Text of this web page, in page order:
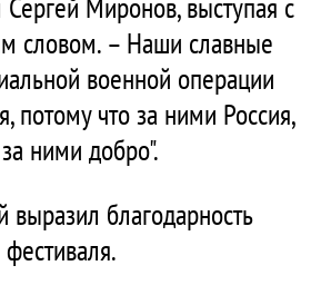
Миронов, выступая с
словом. – Наши славные
военной операции
потому что за ними Россия,
ними добро".
выразил благодарность